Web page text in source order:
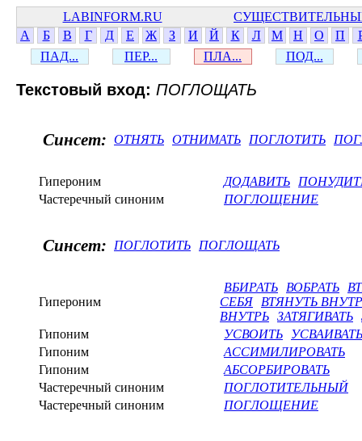
LABINFORM.RU
А
Б В Г Д Е Ж З И Й К Л М Н О П
ПАД...
ПЕР... ПЛА... ПОД...
Текстовый вход: ПОГЛОЩАТЬ
Синсет: ОТНЯТЬ ОТНИМАТЬ ПОГЛОТИТЬ
Гипероним ДОДАВИТЬ
Частеречный синоним
ПОГЛОЩЕНИЕ
Синсет: ПОГЛОТИТЬ ПОГЛОЩАТЬ
Гипероним
ВБИРАТЬ ВОБРАТЬ
СЕБЯ
ВТЯНУТЬ
ВНУТРЬ ЗАТЯГИВАТЬ
Гипоним
УСВОИТЬ
УСВАИВАТЬ
Гипоним
АССИМИЛИРОВАТЬ
Гипоним
АБСОРБИРОВАТЬ
Частеречный синоним
ПОГЛОТИТЕЛЬНЫЙ
Частеречный синоним
ПОГЛОЩЕНИЕ